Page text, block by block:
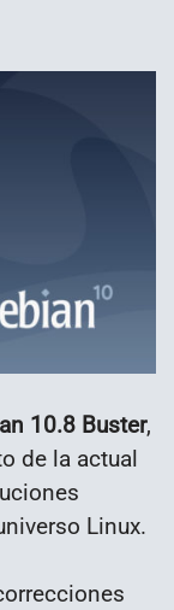
10.8 Buster,
de la actual
Linux.